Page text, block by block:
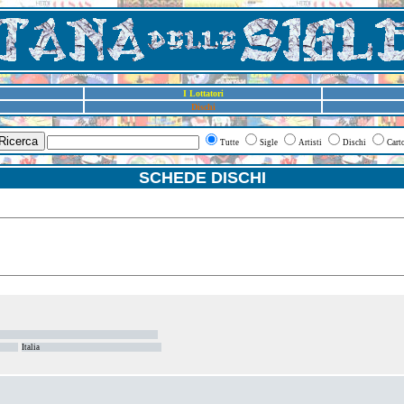
I Lottatori
Dischi
Ricerca Tutte Sigle Artisti Dischi
SCHEDE DISCHI
Italia